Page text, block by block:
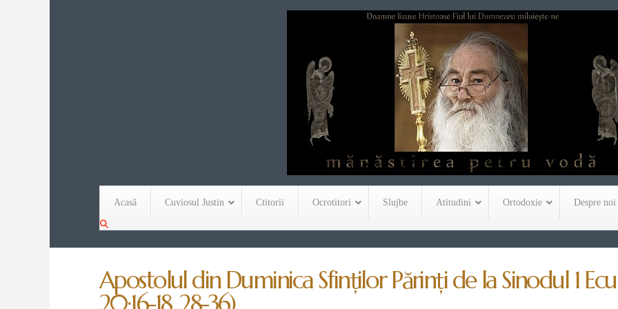
Acasă Cuviosul Justin Ctitorii Ocrotitori Slujbe Atitudini Ortodoxie Despre noi
Apostolul din Duminica Sfinţilor Părinţi de la Sinodul 1